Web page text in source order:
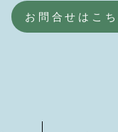
お問合せはこち